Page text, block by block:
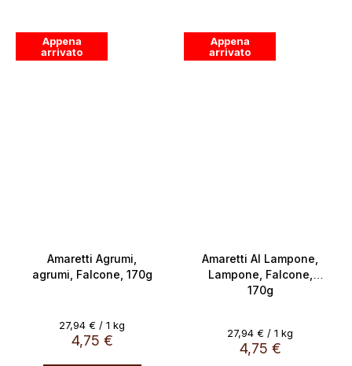
Appena
arrivato
Amaretti Agrumi,
agrumi, Falcone, 170g
4,75 €
Evaluare
preţ:
27,94 € / 1 kg
Appena
arrivato
Amaretti Al Lampone,
Lampone, Falcone,
170g
4,75 €
Evaluare
preţ:
27,94 € / 1 kg